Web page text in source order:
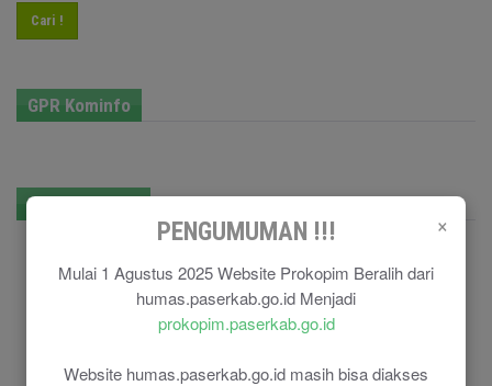
×
PENGUMUMAN !!!
Mulai 1 Agustus 2025 Website Prokopim Beralih dari
humas.paserkab.go.id Menjadi
prokopim.paserkab.go.id
Website humas.paserkab.go.id masih bisa diakses
Cari !
GPR Kominfo
E-Government